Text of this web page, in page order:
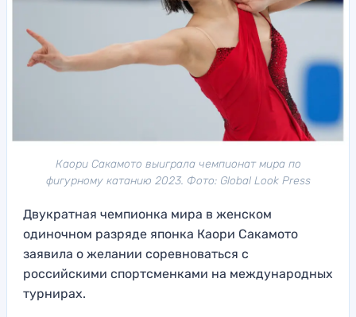
Каори Сакамото выиграла чемпионат мира по
фигурному катанию 2023. Фото: Global Look Press
Двукратная чемпионка мира в женском
одиночном разряде японка Каори Сакамото
заявила о желании соревноваться с
российскими спортсменками на международных
турнирах.